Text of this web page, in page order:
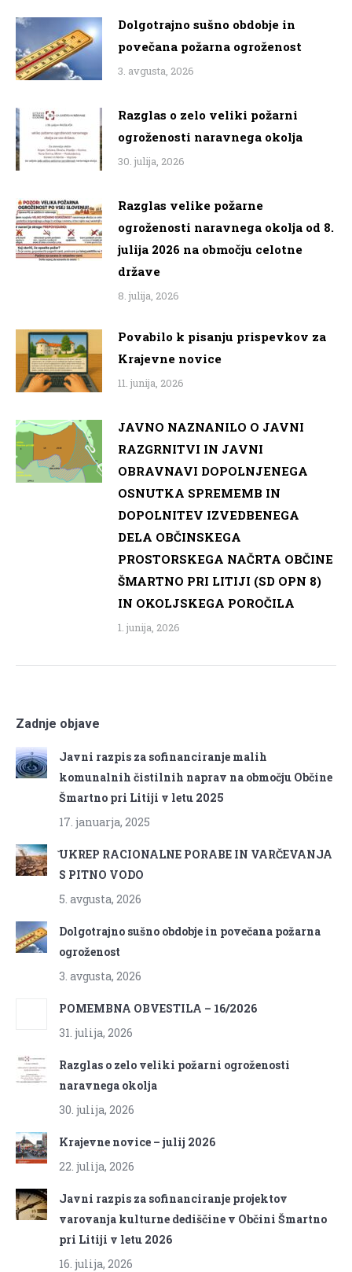
Dolgotrajno sušno obdobje in
povečana požarna ogroženost
3. avgusta, 2026
Razglas o zelo veliki požarni
ogroženosti naravnega okolja
30. julija, 2026
Razglas velike požarne
ogroženosti naravnega okolja od 8.
julija 2026 na območju celotne
države
8. julija, 2026
Povabilo k pisanju prispevkov za
Krajevne novice
11. junija, 2026
JAVNO NAZNANILO O JAVNI
RAZGRNITVI IN JAVNI
OBRAVNAVI DOPOLNJENEGA
OSNUTKA SPREMEMB IN
DOPOLNITEV IZVEDBENEGA
DELA OBČINSKEGA
PROSTORSKEGA NAČRTA OBČINE
ŠMARTNO PRI LITIJI (SD OPN 8)
IN OKOLJSKEGA POROČILA
1. junija, 2026
Zadnje objave
Javni razpis za sofinanciranje malih
komunalnih čistilnih naprav na območju Občine
Šmartno pri Litiji v letu 2025
17. januarja, 2025
̌UKREP RACIONALNE PORABE IN VARČEVANJA
S PITNO VODO
5. avgusta, 2026
Dolgotrajno sušno obdobje in povečana požarna
ogroženost
3. avgusta, 2026
POMEMBNA OBVESTILA – 16/2026
31. julija, 2026
Razglas o zelo veliki požarni ogroženosti
naravnega okolja
30. julija, 2026
Krajevne novice – julij 2026
22. julija, 2026
Javni razpis za sofinanciranje projektov
varovanja kulturne dediščine v Občini Šmartno
pri Litiji v letu 2026
16. julija, 2026